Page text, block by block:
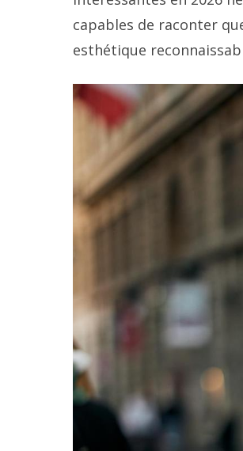
capables de raconter
esthétique